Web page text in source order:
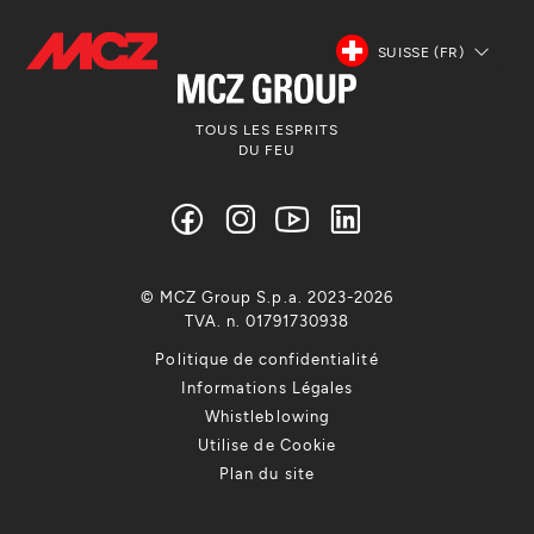
SUISSE (FR)
TOUS LES ESPRITS
DU FEU
Politique de confidentialité
Informations Légales
Whistleblowing
Utilise de Cookie
Plan du site
© MCZ Group S.p.a. 2023-2026
TVA. n. 01791730938